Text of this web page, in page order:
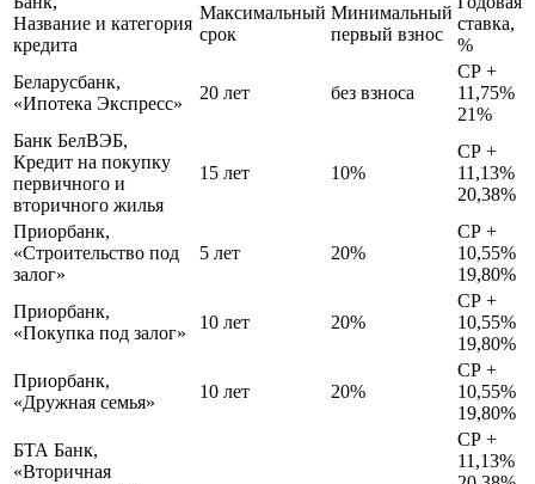
Название и категория
кредита
Максимальный
срок
Минимальный
первый взнос
ставка,
%
Беларусбанк,
«Ипотека Экспресс»
20 лет без взноса
СР +
11,75%
21%
Банк БелВЭБ,
Кредит на покупку
первичного и
вторичного жилья
15 лет 10%
СР +
11,13%
20,38%
Приорбанк,
«Строительство под
залог»
5 лет 20%
СР +
10,55%
19,80%
Приорбанк,
«Покупка под залог»
10 лет 20%
СР +
10,55%
19,80%
Приорбанк,
«Дружная семья»
10 лет 20%
СР +
10,55%
19,80%
БТА Банк,
«Вторичная
СР +
11,13%